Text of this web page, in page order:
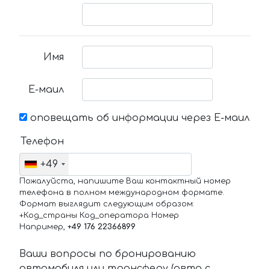
Имя
Е-маил
оповещать об информации через Е-маил
Телефон
+49
Пожалуйста, напишите Ваш контактный номер
телефона в полном международном формате.
Формат выглядит следующим образом:
+Код_страны Код_оператора Номер
Например, +49 176 22366899
Ваши вопросы по бронированию